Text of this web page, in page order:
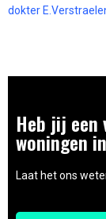
dokter
Heb jij een
woningen
Laat het ons